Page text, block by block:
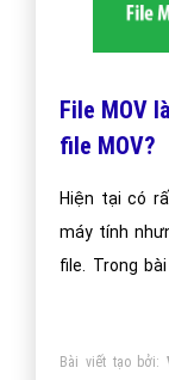
File MOV
file MOV?
Hiện tại có
máy tính
file. Trong
Bài viết tạo bởi: